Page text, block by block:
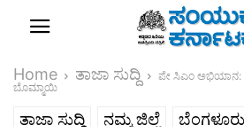
Home ತಾಜಾ ಸುದ್ದಿ
ಪೇ ಸಿಎಂ ಅಭಿಯಾನ:
ಬೊಮ್ಮಾಯಿ
ತಾಜಾ ಸುದ್ದಿ ನಮ್ಮ ಜಿಲ್ಲೆ ಬೆಂಗಳೂರು